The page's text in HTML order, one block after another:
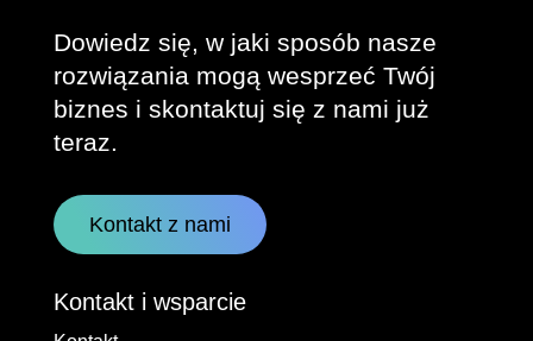
Dowiedz się, w jaki sposób nasze
rozwiązania mogą wesprzeć Twój
biznes i skontaktuj się z nami już
teraz.
Kontakt z nami
Kontakt i wsparcie